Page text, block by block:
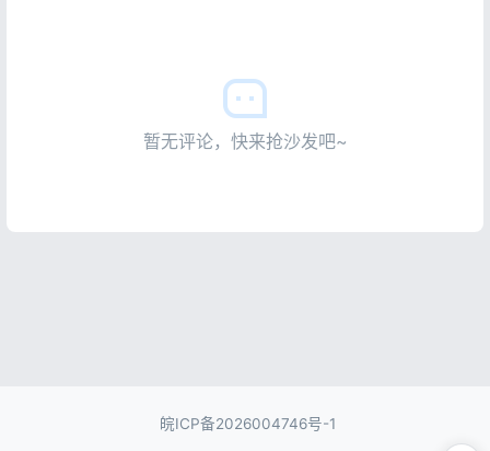
暂无评论，快来抢沙发吧~
皖ICP备2026004746号-1